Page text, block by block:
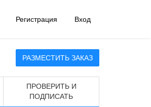
Регистрация Вход
РАЗМЕСТИТЬ ЗАКАЗ
ПРОВЕРИТЬ И
ПОДПИСАТЬ